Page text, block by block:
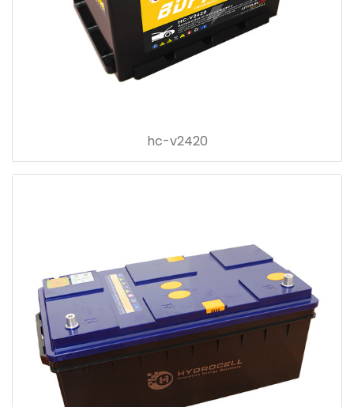
hc-v2420